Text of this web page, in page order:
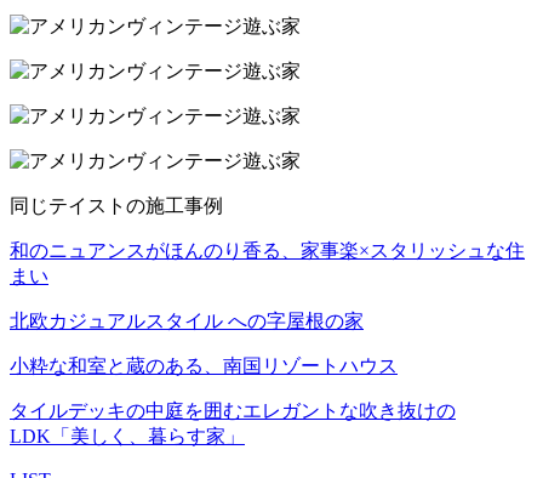
同じテイストの施工事例
和のニュアンスがほんのり香る、家事楽×スタリッシュな住
まい
北欧カジュアルスタイル への字屋根の家
小粋な和室と蔵のある、南国リゾートハウス
タイルデッキの中庭を囲むエレガントな吹き抜けの
LDK「美しく、暮らす家」